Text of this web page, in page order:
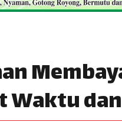
Waktu